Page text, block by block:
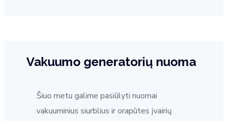
Vakuumo generatorių nuoma
Šiuo metu galime pasiūlyti nuomai
vakuuminius siurblius ir orapūtes įvairių